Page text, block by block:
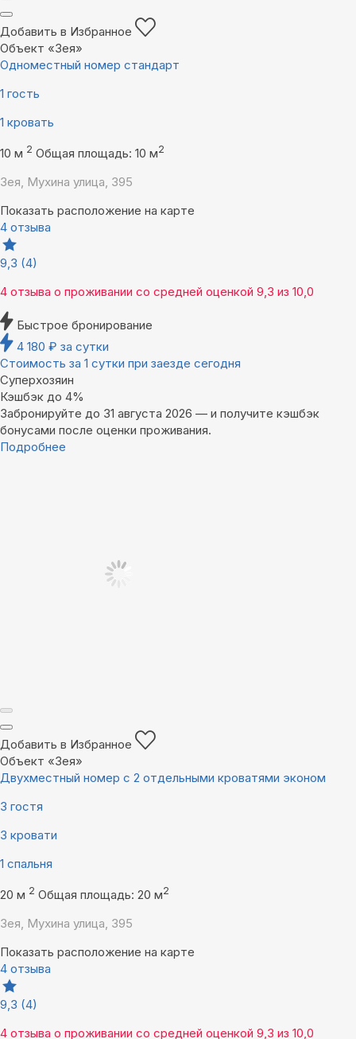
Добавить в Избранное
Объект «Зея»
Одноместный номер стандарт
1 гость
1 кровать
10 м 2 Общая площадь: 10 м2
Зея, Мухина улица, 395
Показать расположение на карте
4 отзыва
9,3 (4)
4 отзыва о проживании со средней оценкой 9,3 из 10,0
Быстрое бронирование
4 180 ₽ за сутки
Стоимость за 1 сутки при заезде сегодня
Суперхозяин
Кэшбэк до 4%
Забронируйте до 31 августа 2026 — и получите кэшбэк
бонусами после оценки проживания.
Подробнее
Добавить в Избранное
Объект «Зея»
Двухместный номер с 2 отдельными кроватями эконом
3 гостя
3 кровати
1 спальня
20 м 2 Общая площадь: 20 м2
Зея, Мухина улица, 395
Показать расположение на карте
4 отзыва
9,3 (4)
4 отзыва о проживании со средней оценкой 9,3 из 10,0